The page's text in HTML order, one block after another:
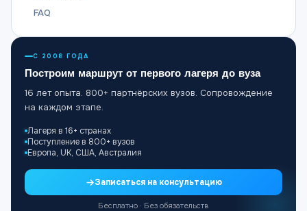
FAQ
С 2008 ГОДА
Построим маршрут от первого лагеря до вуза
16 лет опыта. 800+ партнёрских вузов. Сопровождение
на каждом этапе.
Лагеря в 16+ странах
Поступление в 800+ вузов
Европа, UK, США, Австралия
Записаться на консультацию
Бесплатно · Без обязательств